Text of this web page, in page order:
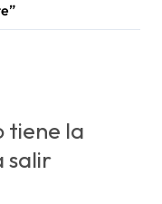
tiene la
salir